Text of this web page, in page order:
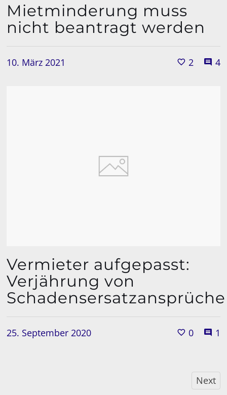
Mietminderung muss
nicht beantragt werden
10. März 2021 2 4
Vermieter aufgepasst:
Verjährung von
25. September 2020 0 1
Next